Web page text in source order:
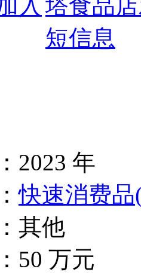
： 2023 年
快速消费品
其他
50 万元